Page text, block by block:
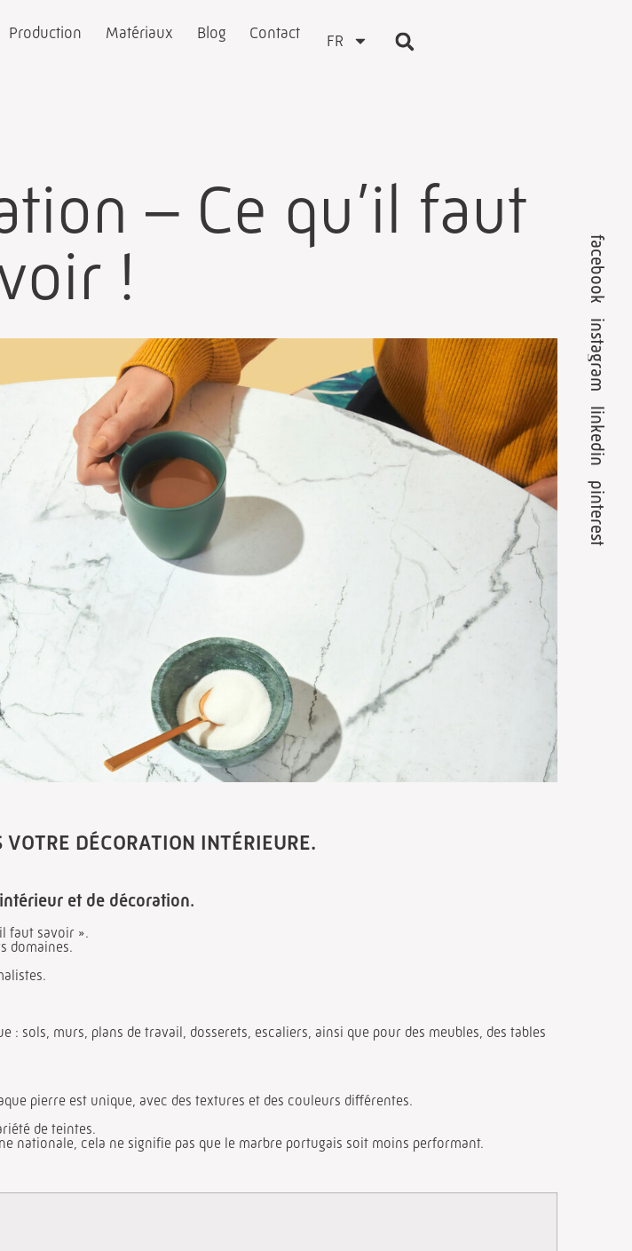
Production Matériaux Blog Contact FR
facebook
instagram
linkedin
pinterest
– Ce qu’il faut
!
DÉCORATION INTÉRIEURE.
et de décoration.
faut savoir ».
domaines.
sols, murs, plans de travail, dosserets, escaliers, ainsi que pour des meubles, des tables
pierre est unique, avec des textures et des couleurs différentes.
de teintes.
nationale, cela ne signifie pas que le marbre portugais soit moins performant.